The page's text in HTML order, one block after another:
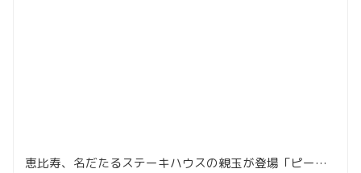
恵比寿、名だたるステーキハウスの親玉が登場「ピータールーガー」